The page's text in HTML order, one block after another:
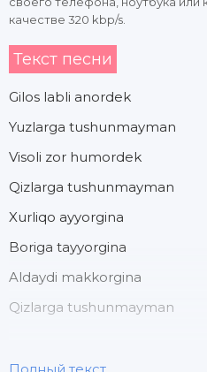
качестве 320 kbp/s.
Текст песни
Gilos labli anordek
Yuzlarga tushunmayman
Visoli zor humordek
Qizlarga tushunmayman
Xurliqo ayyorgina
Boriga tayyorgina
Aldaydi makkorgina
Qizlarga tushunmayman
Sochar mehri ziyoni